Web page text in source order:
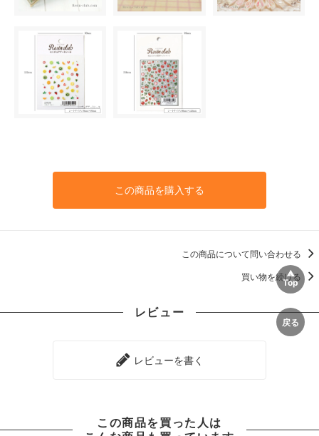
この商品を購入する
この商品について問い合わせる
買い物を続ける
レビュー
レビューを書く
この商品を買った人は